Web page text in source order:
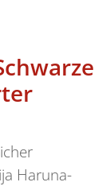
Haruna-